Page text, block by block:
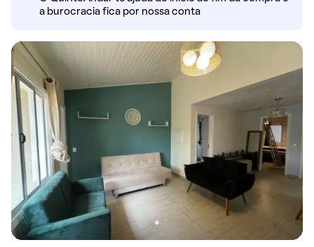
a burocracia fica por nossa conta